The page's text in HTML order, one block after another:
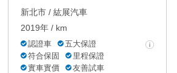
新北市 / 紘展汽車
2019年 / km
認證車
五大保證
符合保固
里程保證
實車實價
友善試車